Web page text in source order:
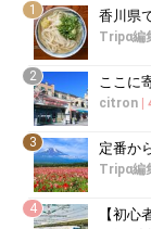
1
Tripα編
2
citron |
3 定番か
Tripα編
4